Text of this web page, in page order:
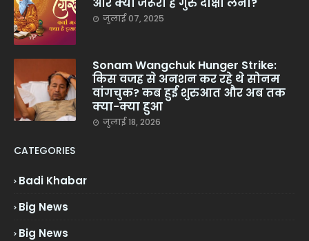
जुलाई 07, 2025
Sonam Wangchuk Hunger Strike:
किस वजह से अनशन कर रहे थे सोनम
वांगचुक? कब हुई शुरुआत और अब तक
क्या-क्या हुआ
जुलाई 18, 2026
CATEGORIES
Badi Khabar
Big News
Big News